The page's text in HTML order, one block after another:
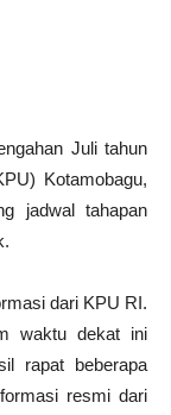
Juli tahun
Kotamobagu,
jadwal tahapan
dari KPU RI.
waktu dekat ini
rapat beberapa
resmi dari